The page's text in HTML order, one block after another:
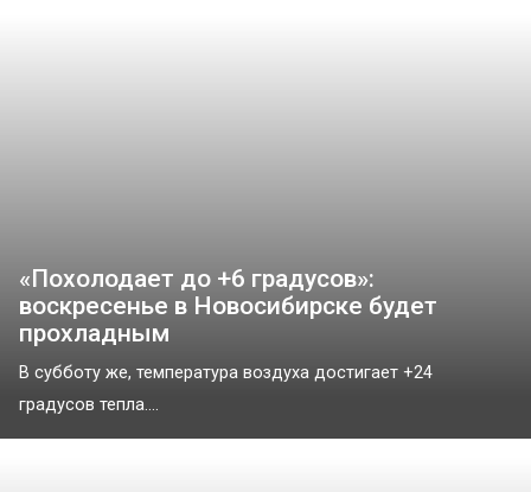
«Похолодает до +6 градусов»:
воскресенье в Новосибирске будет
прохладным
В субботу же, температура воздуха достигает +24
градусов тепла....